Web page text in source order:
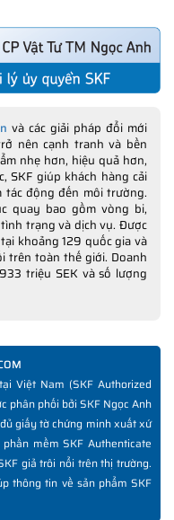
và các giải pháp đổi mới
nên cạnh tranh và bền
nhẹ hơn, hiệu quả hơn,
SKF giúp khách hàng cải
động đến môi trường.
quay bao gồm vòng bi,
trạng và dịch vụ. Được
khoảng 129 quốc gia và
trên toàn thế giới. Doanh
triệu SEK và số lượng
Việt Nam (SKF Authorized
phân phối bởi SKF Ngọc Anh
giấy tờ chứng minh xuất xứ
mềm SKF Authenticate
giả trôi nổi trên thị trường.
thông tin về sản phẩm SKF